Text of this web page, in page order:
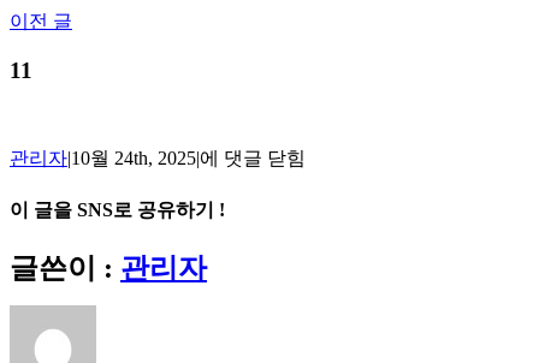
Skip
content
이전 글
11
관리자|10월 24th, 2025|11
에 댓글 닫힘
이 글을 SNS로 공유하기 !
Facebook
X
Reddit
LinkedIn
Tumblr
Pinterest
Vk
이
메
일
글쓴이 : 관리자